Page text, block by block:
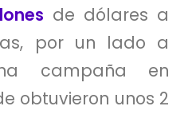
de dólares a
por un lado a
campaña en
obtuvieron unos 2